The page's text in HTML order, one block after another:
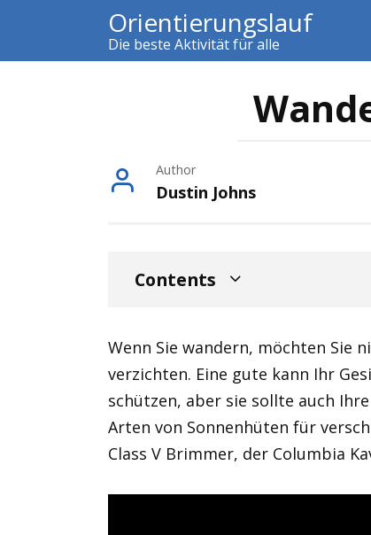
content
Orientierungslauf
Die beste Aktivität für alle
Author
Dustin Johns
Contents
Wenn Sie wandern, möchten Sie
verzichten. Eine gute kann Ihr
schützen, aber sie sollte auch
Arten von Sonnenhüten für
Class V Brimmer, der Columbia